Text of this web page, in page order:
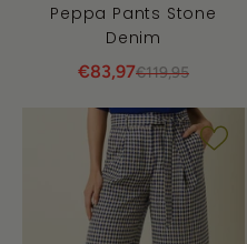
Peppa Pants Stone
Denim
€83,97€119,95